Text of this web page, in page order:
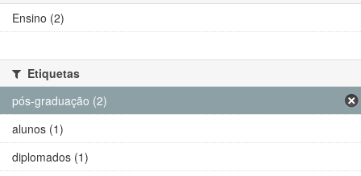
Ensino (2)
Etiquetas
pós-graduação (2)
alunos (1)
diplomados (1)